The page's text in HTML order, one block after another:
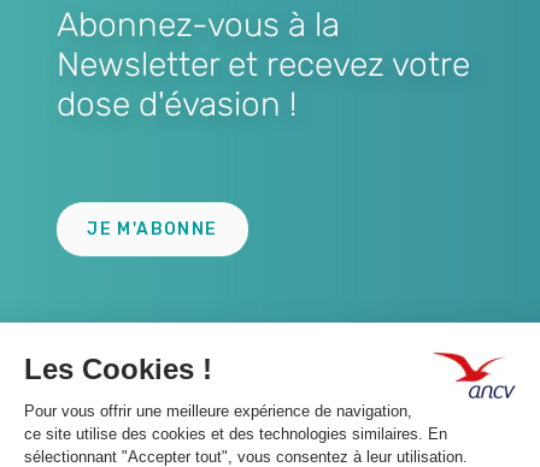
Abonnez-vous à la
Newsletter et recevez votre
dose d'évasion !
JE M'ABONNE